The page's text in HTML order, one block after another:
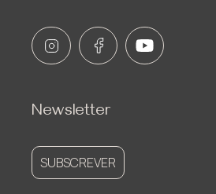
Newsletter
SUBSCREVER